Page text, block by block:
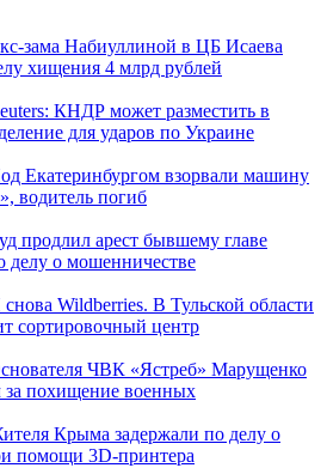
зама Набиуллиной в ЦБ Исаева
хищения 4 млрд рублей
КНДР может разместить в
для ударов по Украине
Екатеринбургом взорвали машину
водитель погиб
продлил арест бывшему главе
делу о мошенничестве
Wildberries. В Тульской области
сортировочный центр
ЧВК «Ястреб» Марущенко
за похищение военных
Крыма задержали по делу о
помощи 3D‑принтера